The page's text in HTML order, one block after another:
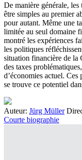
De manière générale, les
être simples au premier
pour autant. Même une
limitée au seul domaine
montré les expériences
les politiques
situation financière de la
des taxes
d’économies actuel.
se trouve ce potentiel
Auteur: Jürg Müller
Courte biographie